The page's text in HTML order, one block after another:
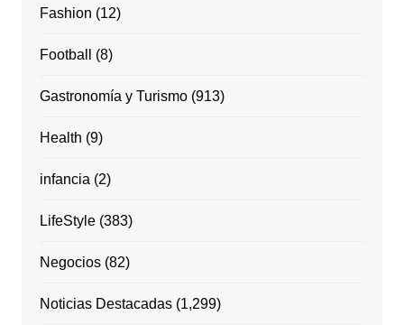
Fashion (12)
Football (8)
Gastronomía y Turismo(913)
Health (9)
infancia (2)
LifeStyle(383)
Negocios(82)
Noticias Destacadas(1,299)